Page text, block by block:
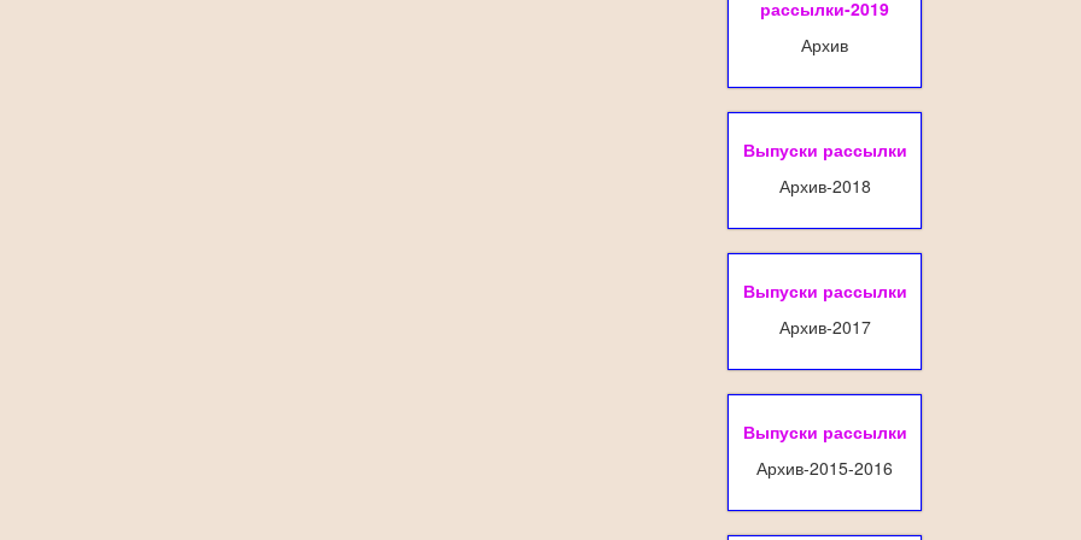
рассылки-2019
Архив
Выпуски рассылки
Архив-2018
Выпуски рассылки
Архив-2017
Выпуски рассылки
Архив-2015-2016